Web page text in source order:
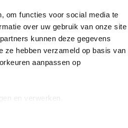
om functies voor social media te
over uw gebruik van onze site
kunnen deze gegevens
ze hebben verzameld op basis van
aanpassen op
en verwerken.